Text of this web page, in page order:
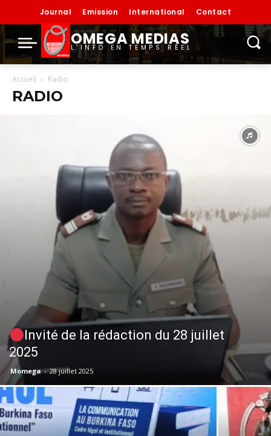
Journal Emission International Contact
OMEGA MEDIAS
L'INFO EN TEMPS RÉEL
Accueil Radio
RADIO
Invité de la rédaction du 28 juillet
2025
Momega - 28 juillet 2025